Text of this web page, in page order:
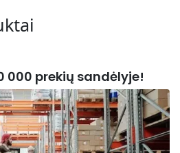
000 prekių sandėlyje!